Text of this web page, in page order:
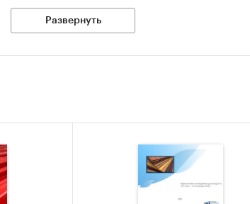
с колебаниями предложения
рынка
значимость
и программ поддержки
Развернуть